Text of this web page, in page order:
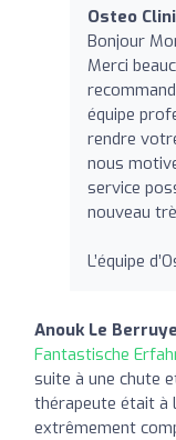
Osteo
Bonjour
Merci
équipe
rendre
nous
service
nouveau
L’équipe
Anouk Le
Fantastische
suite à une chute
thérapeute était à
extrêmement